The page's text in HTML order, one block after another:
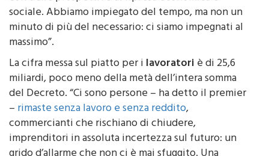
sociale. Abbiamo impiegato del tempo, ma non un
minuto di più del necessario: ci siamo impegnati al
massimo”.
La cifra messa sul piatto per ilavoratoriè di 25,6
miliardi, poco meno della metà dell’intera somma
del Decreto. “Ci sono persone – ha detto il premier
–rimaste senza lavoro e senza reddito,
commercianti che rischiano di chiudere,
imprenditori in assoluta incertezza sul futuro: un